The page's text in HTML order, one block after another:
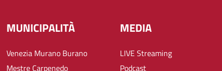
MUNICIPALITÀ
Venezia Murano Burano
Mestre Carpenedo
MEDIA
LIVE Streaming
Podcast